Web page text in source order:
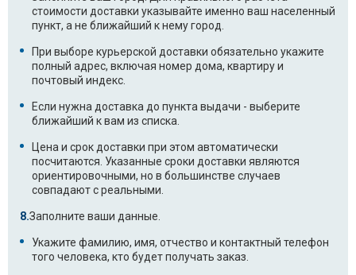
стоимости доставки указывайте именно ваш населенный
пункт, а не ближайший к нему город.
При выборе курьерской доставки обязательно укажите
полный адрес, включая номер дома, квартиру и
почтовый индекс.
Если нужна доставка до пункта выдачи - выберите
ближайший к вам из списка.
Цена и срок доставки при этом автоматически
посчитаются. Указанные сроки доставки являются
ориентировочными, но в большинстве случаев
совпадают с реальными.
Заполните ваши данные.
Укажите фамилию, имя, отчество и контактный телефон
того человека, кто будет получать заказ.